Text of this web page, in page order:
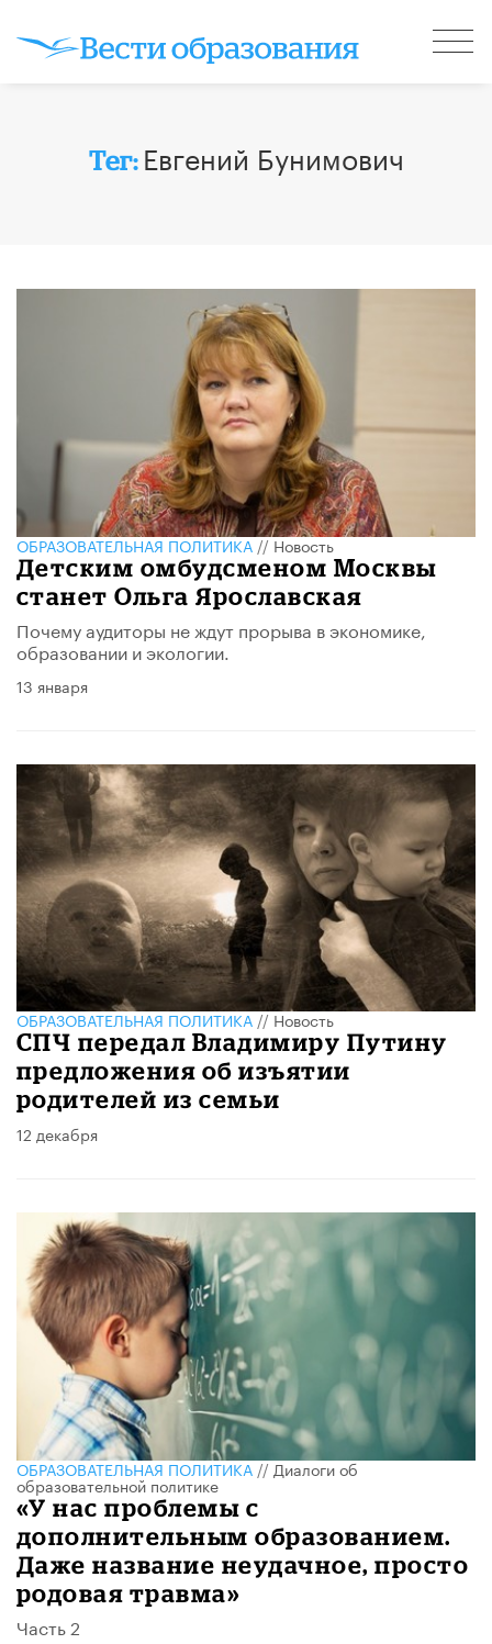
Тег: Евгений Бунимович
ОБРАЗОВАТЕЛЬНАЯ ПОЛИТИКА//Новость
Детским омбудсменом Москвы
станет Ольга Ярославская
Почему аудиторы не ждут прорыва в экономике,
образовании и экологии.
13 января
ОБРАЗОВАТЕЛЬНАЯ ПОЛИТИКА//Новость
СПЧ передал Владимиру Путину
предложения об изъятии
родителей из семьи
12 декабря
ОБРАЗОВАТЕЛЬНАЯ ПОЛИТИКА//Диалоги об
образовательной политике
«У нас проблемы с
дополнительным образованием.
Даже название неудачное, просто
родовая травма»
Часть 2